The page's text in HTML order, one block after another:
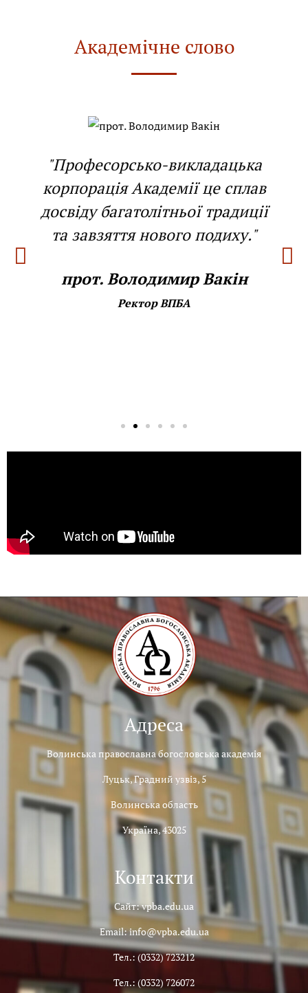
Академічне слово
"Професорсько-викладацька
корпорація Академії це сплав
досвіду багатолітньої традиції
та завзяття нового подиху."
прот. Володимир Вакін
Ректор ВПБА
Адреса
Волинська православна богословська академія
Луцьк, Градний узвіз, 5
Волинська область
Україна, 43025
Контакти
Сайт: vpba.edu.ua
Email: info@vpba.edu.ua
Тел.: (0332) 723212
Тел.: (0332) 726072